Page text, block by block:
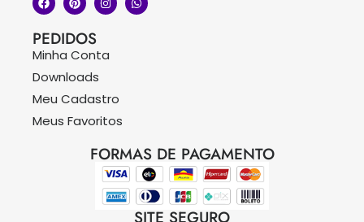
PEDIDOS
Minha Conta
Downloads
Meu Cadastro
Meus Favoritos
FORMAS DE PAGAMENTO